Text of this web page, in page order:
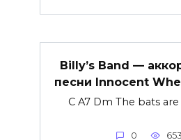
Billy’s Band —
песни Innocent
C A7 Dm The bats
0 653